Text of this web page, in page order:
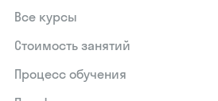
Все курсы
Стоимость занятий
Процесс обучения